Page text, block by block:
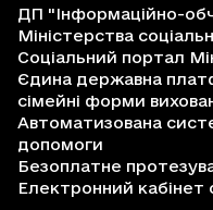
ДП "Інформаційно-
Міністерства
Соціальний портал
Єдина державна
сімейні форми
Автоматизована
допомоги
Безоплатне
Електронний кабінет